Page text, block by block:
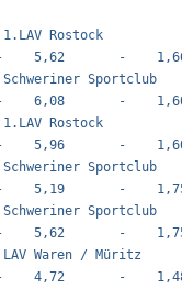
Rostock
5,62       -
Sportclub
6,08       -
Rostock
5,96       -
Sportclub
5,19       -
Sportclub
5,62       -
Waren / Müritz
4,72       -